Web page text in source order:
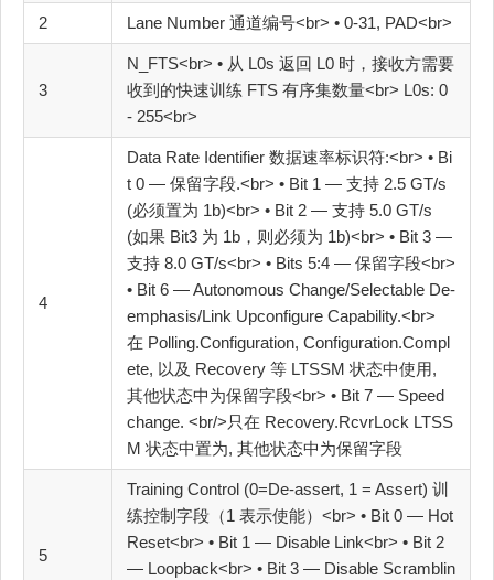
2 Lane Number 通道编号<br> • 0‐31, PAD<br>
3
N_FTS<br> • 从 L0s 返回 L0 时，接收方需要
收到的快速训练 FTS 有序集数量<br> L0s: 0
‐ 255<br>
4
Data Rate Identifier 数据速率标识符:<br> • Bi
t 0 — 保留字段.<br> • Bit 1 — 支持 2.5 GT/s
(必须置为 1b)<br> • Bit 2 — 支持 5.0 GT/s
(如果 Bit3 为 1b，则必须为 1b)<br> • Bit 3 —
支持 8.0 GT/s<br> • Bits 5:4 — 保留字段<br>
• Bit 6 — Autonomous Change/Selectable De‐
emphasis/Link Upconfigure Capability.<br>
在 Polling.Configuration, Configuration.Compl
ete, 以及 Recovery 等 LTSSM 状态中使用,
其他状态中为保留字段<br> • Bit 7 — Speed
change. <br/>只在 Recovery.RcvrLock LTSS
M 状态中置为, 其他状态中为保留字段
5
Training Control (0=De‐assert, 1 = Assert) 训
练控制字段（1 表示使能）<br> • Bit 0 — Hot
Reset<br> • Bit 1 — Disable Link<br> • Bit 2
— Loopback<br> • Bit 3 — Disable Scramblin